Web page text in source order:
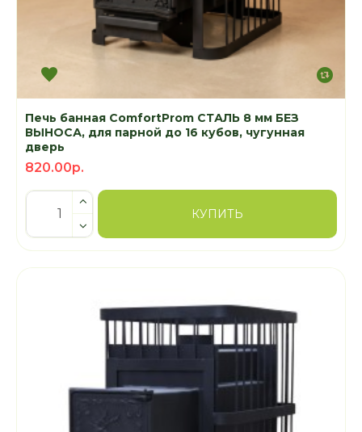
Печь банная ComfortProm СТАЛЬ 8 мм БЕЗ
ВЫНОСА, для парной до 16 кубов, чугунная
дверь
820.00р.
КУПИТЬ